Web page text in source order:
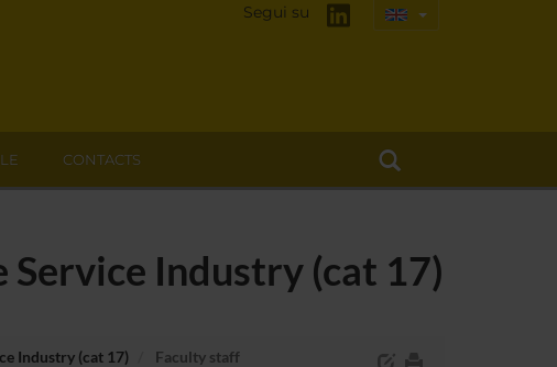
Segui su
CONTACTS
Service Industry (cat 17)
Industry (cat 17) Faculty staff